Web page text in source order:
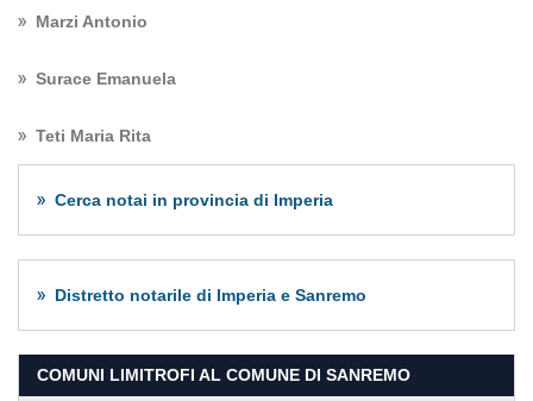
Marzi Antonio
Surace Emanuela
Teti Maria Rita
Cerca notai in provincia di Imperia
Distretto notarile di Imperia e Sanremo
COMUNI LIMITROFI AL COMUNE DI SANREMO